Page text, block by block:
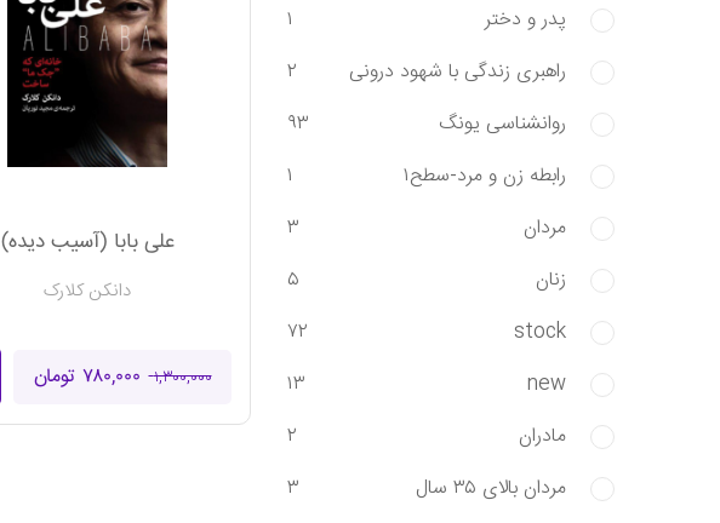
پدر و دختر
۱
راهبری زندگی با شهود درونی
۲
روانشناسی یونگ
۹۳
رابطه زن و مرد-سطح۱
۱
مردان
۳
زنان
۵
stock
۷۲
new
۱۳
مادران
۲
مردان بالای ۳۵ سال
۳
علی بابا (آسیب دیده)
دانکن کلارک
۱,۳۰۰,۰۰۰ ۷۸۰,۰۰۰ تومان